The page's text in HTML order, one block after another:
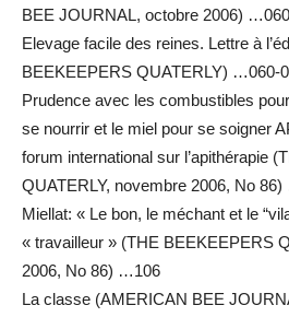
BEE JOURNAL, octobre 2006) …060
Elevage facile des reines. Lettre à
BEEKEEPERS QUATERLY) …060-
Prudence avec les combustibles
se nourrir et le miel pour se soigner
forum international sur l’apithérapie
QUATERLY, novembre 2006, No
Miellat: « Le bon, le méchant et le
« travailleur » (THE BEEKEEPERS
2006, No 86) …106
La classe (AMERICAN BEE